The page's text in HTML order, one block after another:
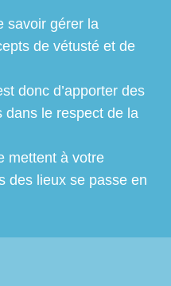
savoir gérer la
de vétusté et de
donc d’apporter des
dans le respect de la
mettent à votre
des lieux se passe en